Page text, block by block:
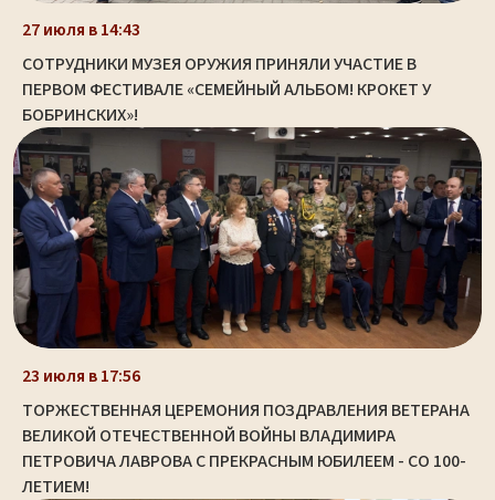
27 июля в 14:43
СОТРУДНИКИ МУЗЕЯ ОРУЖИЯ ПРИНЯЛИ УЧАСТИЕ В
ПЕРВОМ ФЕСТИВАЛЕ «СЕМЕЙНЫЙ АЛЬБОМ! КРОКЕТ У
БОБРИНСКИХ»!
23 июля в 17:56
ТОРЖЕСТВЕННАЯ ЦЕРЕМОНИЯ ПОЗДРАВЛЕНИЯ ВЕТЕРАНА
ВЕЛИКОЙ ОТЕЧЕСТВЕННОЙ ВОЙНЫ ВЛАДИМИРА
ПЕТРОВИЧА ЛАВРОВА С ПРЕКРАСНЫМ ЮБИЛЕЕМ - СО 100-
ЛЕТИЕМ!